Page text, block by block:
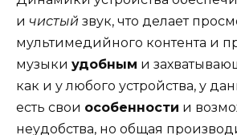
и чистый звук, что делает
мультимедийного контента и
музыки удобным и
как и у любого устройства, у
есть свои особенности и
неудобства, но общая